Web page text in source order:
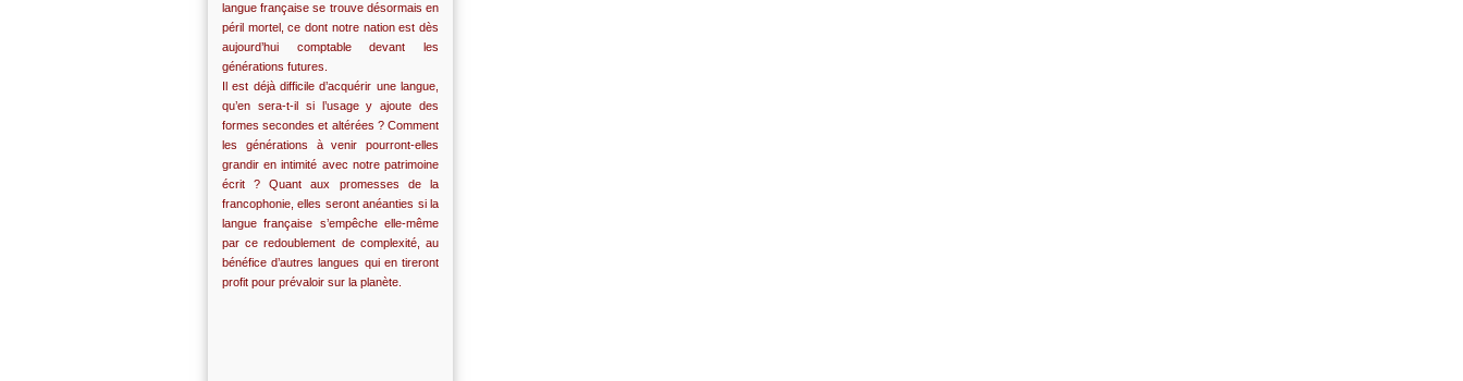
langue française se trouve désormais en
péril mortel, ce dont notre nation est dès
aujourd’hui comptable devant les
générations futures.
Il est déjà difficile d’acquérir une langue,
qu’en sera-t-il si l’usage y ajoute des
formes secondes et altérées ? Comment
les générations à venir pourront-elles
grandir en intimité avec notre patrimoine
écrit ? Quant aux promesses de la
francophonie, elles seront anéanties si la
langue française s’empêche elle-même
par ce redoublement de complexité, au
bénéfice d’autres langues qui en tireront
profit pour prévaloir sur la planète.